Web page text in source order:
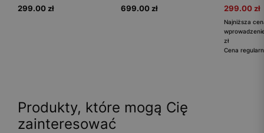
299.00 zł
699.00 zł
299.00 zł
Najniższa
zł
Cena
Produkty, które mogą Cię
zainteresować